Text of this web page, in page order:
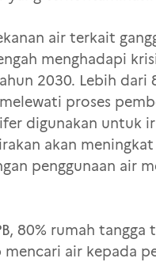
air terkait
menghadapi
2030. Lebih dari
proses
digunakan untuk
akan
penggunaan air
80% rumah tangga
air kepada